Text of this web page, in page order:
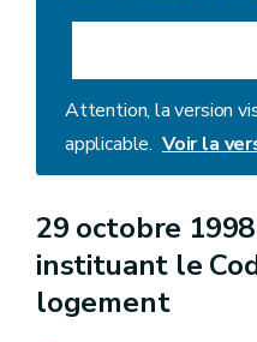
Attention, la version
applicable. Voir la
29 octobre
instituant le
logement